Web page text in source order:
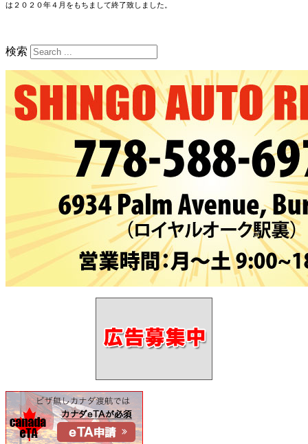
は２０２０年４月をもちまして終了致しました。
検索